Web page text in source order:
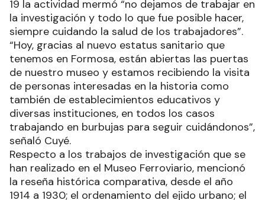
19 la actividad mermó “no dejamos de trabajar en
la investigación y todo lo que fue posible hacer,
siempre cuidando la salud de los trabajadores”.
“Hoy, gracias al nuevo estatus sanitario que
tenemos en Formosa, están abiertas las puertas
de nuestro museo y estamos recibiendo la visita
de personas interesadas en la historia como
también de establecimientos educativos y
diversas instituciones, en todos los casos
trabajando en burbujas para seguir cuidándonos”,
señaló Cuyé.
Respecto a los trabajos de investigación que se
han realizado en el Museo Ferroviario, mencionó
la reseña histórica comparativa, desde el año
1914 a 1930; el ordenamiento del ejido urbano; el